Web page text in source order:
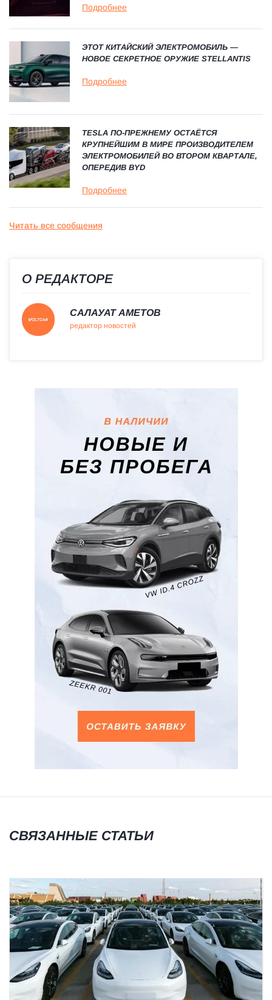
Подробнее
ЭТОТ КИТАЙСКИЙ ЭЛЕКТРОМОБИЛЬ —
НОВОЕ СЕКРЕТНОЕ ОРУЖИЕ STELLANTIS
Подробнее
TESLA ПО-ПРЕЖНЕМУ ОСТАЁТСЯ
КРУПНЕЙШИМ В МИРЕ ПРОИЗВОДИТЕЛЕМ
ЭЛЕКТРОМОБИЛЕЙ ВО ВТОРОМ КВАРТАЛЕ,
ОПЕРЕДИВ BYD
Подробнее
Читать все сообщения
О РЕДАКТОРЕ
САЛАУАТ АМЕТОВ
редактор новостей
СВЯЗАННЫЕ СТАТЬИ